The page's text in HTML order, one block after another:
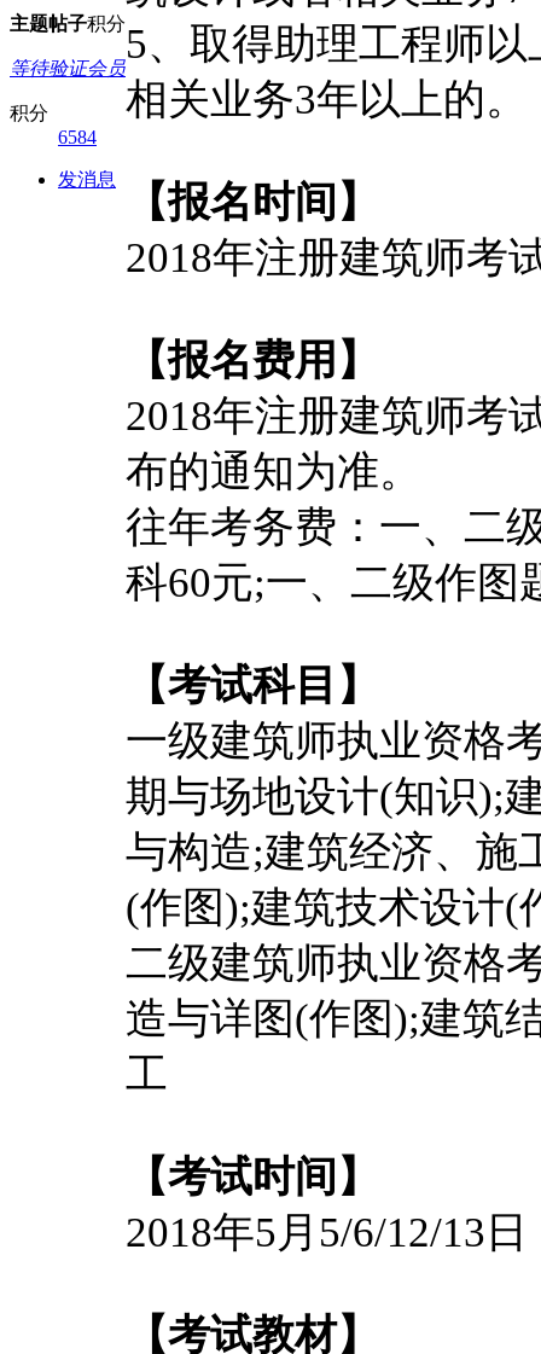
主题帖子积分
等待验证会员
积分
6584
发消息
5、取得助理工程师
相关业务3年以上的。
【报名时间】
2018年注册建筑师考
【报名费用】
2018年注册建筑师考
布的通知为准。
往年考务费：一、二
科60元;一、二级作图
【考试科目】
一级建筑师执业资格
期与场地设计(知识);
与构造;建筑经济、施
(作图);建筑技术设计(
二级建筑师执业资格
造与详图(作图);建筑
工
【考试时间】
2018年5月5/6/12/13日
【考试教材】